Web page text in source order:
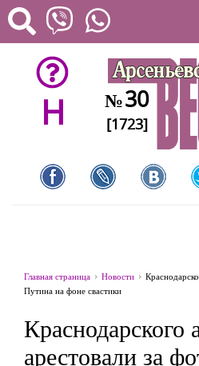
H №30
[1723]
Главная страница Новости
Путина на фоне свастики
Краснодарского
арестовали за